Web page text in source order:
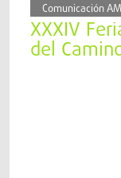
Comunicación
XXXIV
del